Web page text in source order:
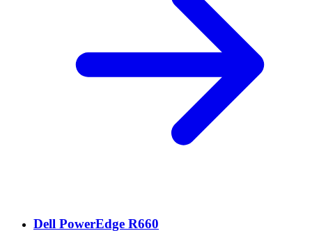
Dell PowerEdge R660